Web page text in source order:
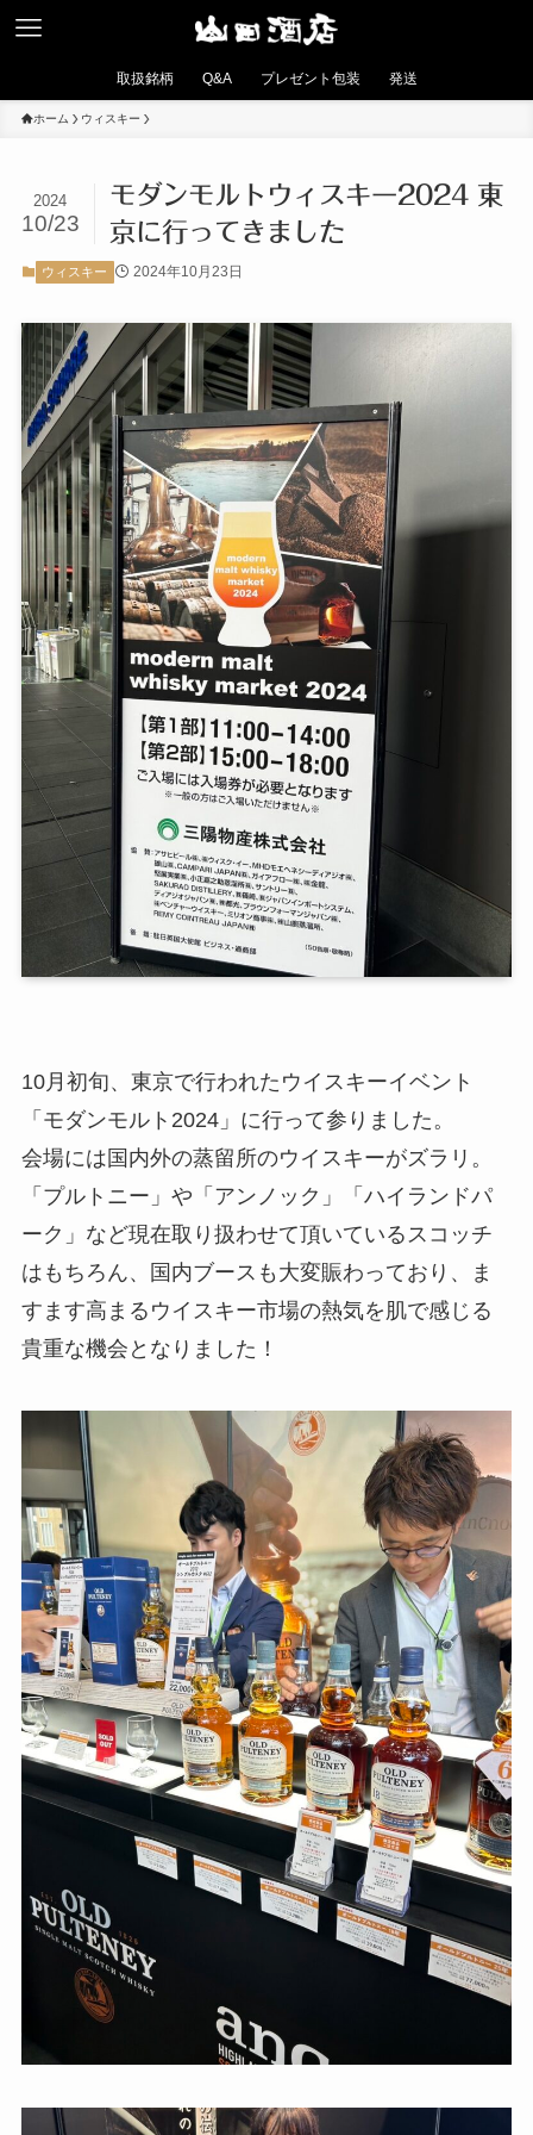
取扱銘柄 Q&A プレゼント包装 発送
ホーム ウィスキー
モダンモルトウィスキー2024 東
京に行ってきました
2024
10/23
ウィスキー 2024年10月23日
10月初旬、東京で行われたウイスキーイベント
「モダンモルト2024」に行って参りました。
会場には国内外の蒸留所のウイスキーがズラリ。
「プルトニー」や「アンノック」「ハイランドパ
ーク」など現在取り扱わせて頂いているスコッチ
はもちろん、国内ブースも大変賑わっており、ま
すます高まるウイスキー市場の熱気を肌で感じる
貴重な機会となりました！